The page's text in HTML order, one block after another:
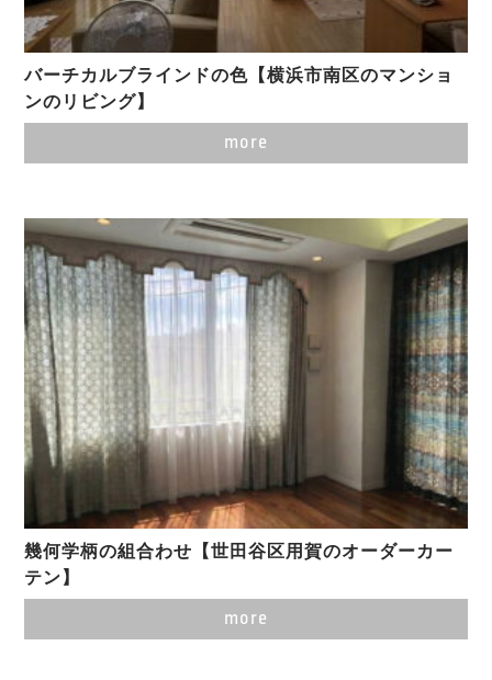
バーチカルブラインドの色【横浜市南区のマンショ
ンのリビング】
more
幾何学柄の組合わせ【世田谷区用賀のオーダーカー
テン】
more